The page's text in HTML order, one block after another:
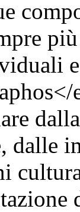
dalle